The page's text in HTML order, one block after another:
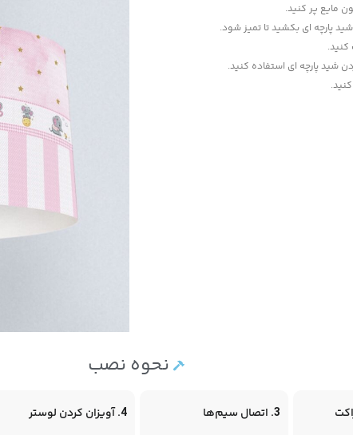
مایع پر کنید.
پارچه ای بکشید تا تمیز شود.
کنید.
شید پارچه ای استفاده کنید.
نحوه نصب
3. اتصال سیم‌ها 4. آویزان کردن لوستر